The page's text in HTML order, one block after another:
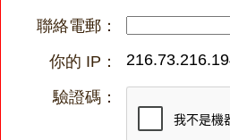
聯絡電郵：
你的 IP：
驗證碼：